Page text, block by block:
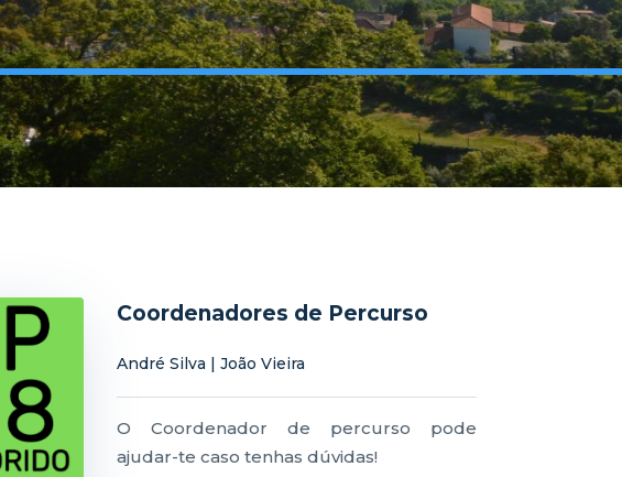
Coordenadores de Percurso
André Silva | João Vieira
O Coordenador de percurso pode
ajudar-te caso tenhas dúvidas!